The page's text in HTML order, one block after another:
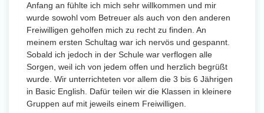
Anfang an fühlte ich mich sehr willkommen und mir
wurde sowohl vom Betreuer als auch von den anderen
Freiwilligen geholfen mich zu recht zu finden. An
meinem ersten Schultag war ich nervös und gespannt.
Sobald ich jedoch in der Schule war verflogen alle
Sorgen, weil ich von jedem offen und herzlich begrüßt
wurde. Wir unterrichteten vor allem die 3 bis 6 Jährigen
in Basic English. Dafür teilen wir die Klassen in kleinere
Gruppen auf mit jeweils einem Freiwilligen.